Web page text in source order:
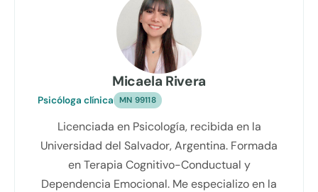
Micaela Rivera
Psicóloga clínica MN 99118
Licenciada en Psicología, recibida en la
Universidad del Salvador, Argentina. Formada
en Terapia Cognitivo-Conductual y
Dependencia Emocional. Me especializo en la